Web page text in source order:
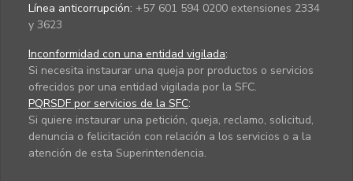
Línea anticorrupción: +57 601 594 0200 extensiones 2334
y 3623
Inconformidad con una entidad vigilada:
Si necesita instaurar una queja por productos o servicios
ofrecidos por una entidad vigilada por la SFC.
PQRSDF por servicios de la SFC:
Si quiere instaurar una petición, queja, reclamo, solicitud,
denuncia o felicitación con relación a los servicios o a la
atención de esta Superintendencia.